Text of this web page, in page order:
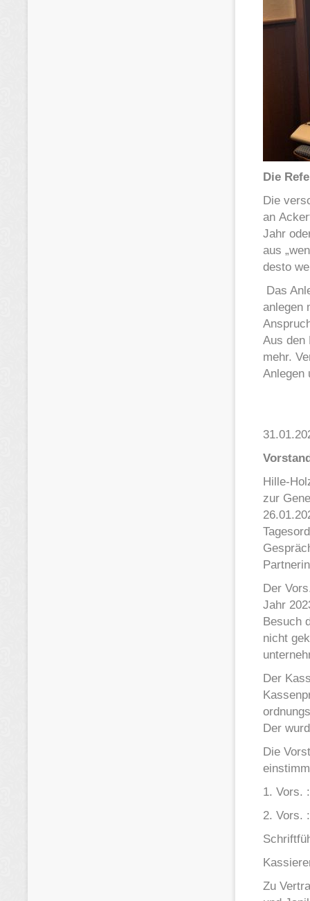
Die
Die
an
Jahr
aus
desto
Das
anlegen
Aus den
mehr.
Anlegen
Hille-
zur
Der
Jahr
Besuch
nicht
Der
Der
Die
1. Vors.
2. Vors.
Zu